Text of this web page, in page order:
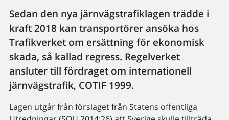
Sedan den nya järnvägstrafiklagen trädde i
kraft 2018 kan transportörer ansöka hos
Trafikverket om ersättning för ekonomisk
skada, så kallad regress. Regelverket
ansluter till fördraget om internationell
järnvägstrafik, COTIF 1999.
Lagen utgår från förslaget från Statens offentliga